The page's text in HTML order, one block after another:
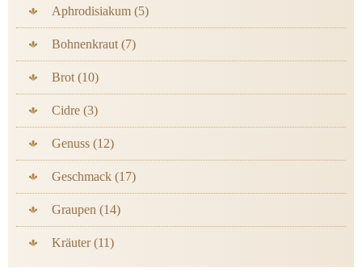
Aphrodisiakum (5)
Bohnenkraut (7)
Brot (10)
Cidre (3)
Genuss (12)
Geschmack (17)
Graupen (14)
Kräuter (11)